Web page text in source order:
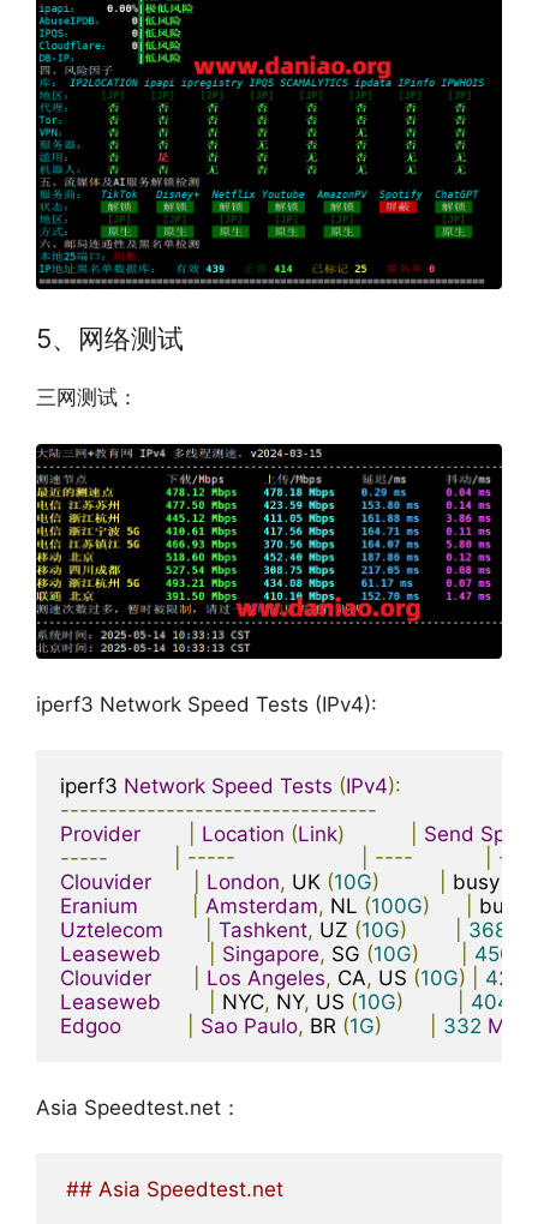
5、网络测试
三网测试：
iperf3 Network Speed Tests (IPv4):
iperf3 Network Speed Tests (IPv4):
---------------------------------
Provider
Location (Link) Send
-----
----- ----
----
Clouvider
London, UK (10G)
Eranium
Amsterdam, NL (100G)
Uztelecom
Tashkent, UZ (10G) 368
Leaseweb
Singapore, SG (10G) 450
Clouvider
Los Angeles, CA, US (10G) 425
Leaseweb
NYC, NY, US (10G) 404
Edgoo
Sao Paulo, BR (1G) 332
Asia Speedtest.net：
## Asia Speedtest.net